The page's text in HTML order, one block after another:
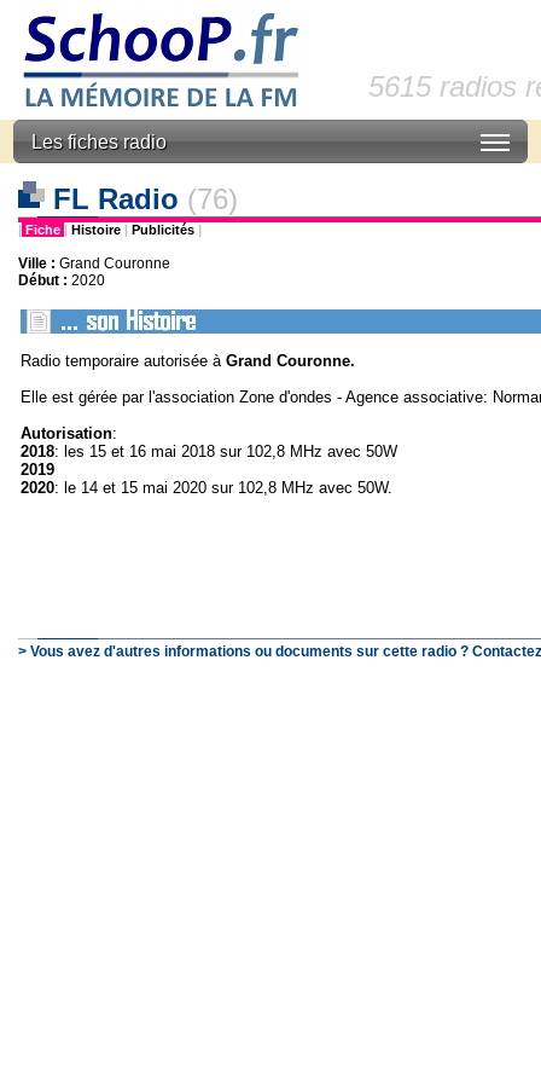
5615 radios
Les fiches radio
FL Radio (76)
| Fiche | Histoire | Publicités |
Ville : Grand Couronne
Début : 2020
Radio temporaire autorisée à Grand Couronne.
Elle est gérée par l'association Zone d'ondes - Agence associative:
Autorisation:
2018: les 15 et 16 mai 2018 sur 102,8 MHz avec 50W
2019
2020: le 14 et 15 mai 2020 sur 102,8 MHz avec 50W.
> Vous avez d'autres informations ou documents sur cette radio ?